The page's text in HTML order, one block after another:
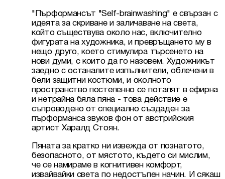
"Пърформансът "Self-brainwashing" е свързан с
идеята за скриване и заличаване на света,
който съществува около нас, включително
фигурата на художника, и превръщането му в
нещо друго, което стимулира търсенето на
нови думи, с които да го назовем. Художникът
заедно с останалите изпълнители, облечени в
бели защитни костюми, и околното
пространство постепенно се потапят в ефирна
и нетрайна бяла пяна - това действие е
съпроводено от специално създаден за
пърформанса звуков фон от австрийския
артист Харалд Стоян.
Пяната за кратко ни извежда от познатото,
безопасното, от мястото, където си мислим,
че се намираме в когнитивен комфорт,
извайвайки света по недостъпен начин. И сякаш